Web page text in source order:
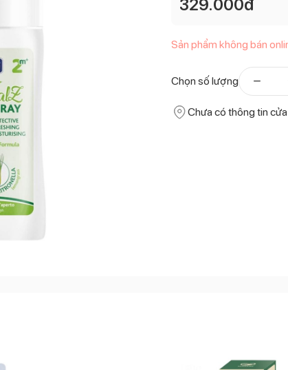
329.000đ
Sản phẩm không bán
Chọn số lượng
Chưa có thông tin